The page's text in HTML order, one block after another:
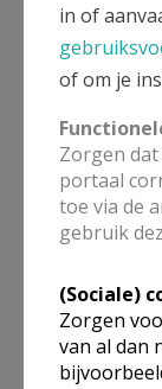
Een heel
De kinderen
– kelk, brood,
geleerd hoe
kaarsen op
opdat ieder
De liederen
feest heel
Wij
in of
of om je
Zorgen
portaal
toe via de
gebruik
(Sociale)
Zorgen
van al dan